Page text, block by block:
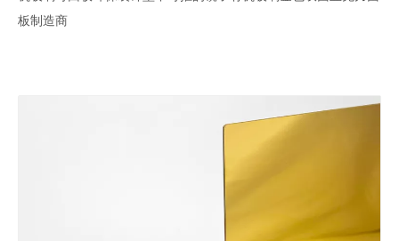
板制造商